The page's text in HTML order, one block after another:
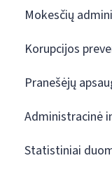
Mokesčių
Korupcijos
Pranešėjų
Administracinė
Statistiniai